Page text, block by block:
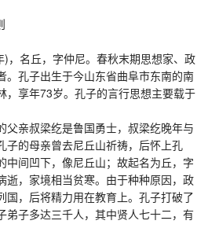
名丘，字仲尼。春秋末期思想家、政
。孔子出生于今山东省曲阜市东南的南
，享年73岁。孔子的言行思想主要载于
亲叔梁纥是鲁国勇士，叔梁纥晚年与
子的母亲曾去尼丘山祈祷，后怀上孔
中间凹下，像尼丘山；故起名为丘，字
逝，家境相当贫寒。由于种种原因，政
国，后将精力用在教育上。孔子打破了
弟子多达三千人，其中贤人七十二，有